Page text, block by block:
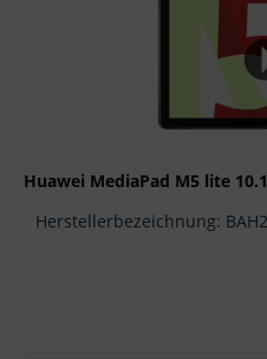
Huawei MediaPad M5 lite 10.1
Herstellerbezeichnung: